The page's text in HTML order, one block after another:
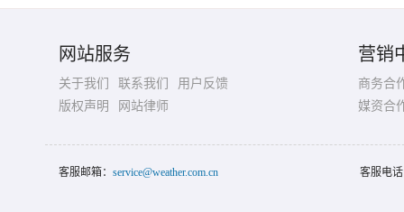
网站服务
关于我们 联系我们
用户反馈
版权声明
网站律师
营销
商务合
媒资合
客服邮箱： service@weather.com.cn 客服电